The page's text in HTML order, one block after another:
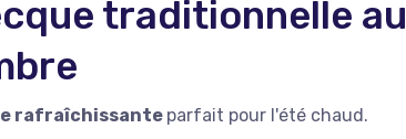
traditionnelle au
rafraîchissante parfait pour l'été chaud.